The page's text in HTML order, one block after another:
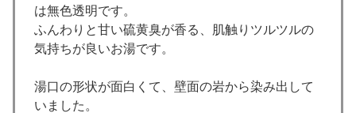
は無色透明です。
ふんわりと甘い硫黄臭が香る、肌触りツルツルの
気持ちが良いお湯です。
湯口の形状が面白くて、壁面の岩から染み出して
いました。